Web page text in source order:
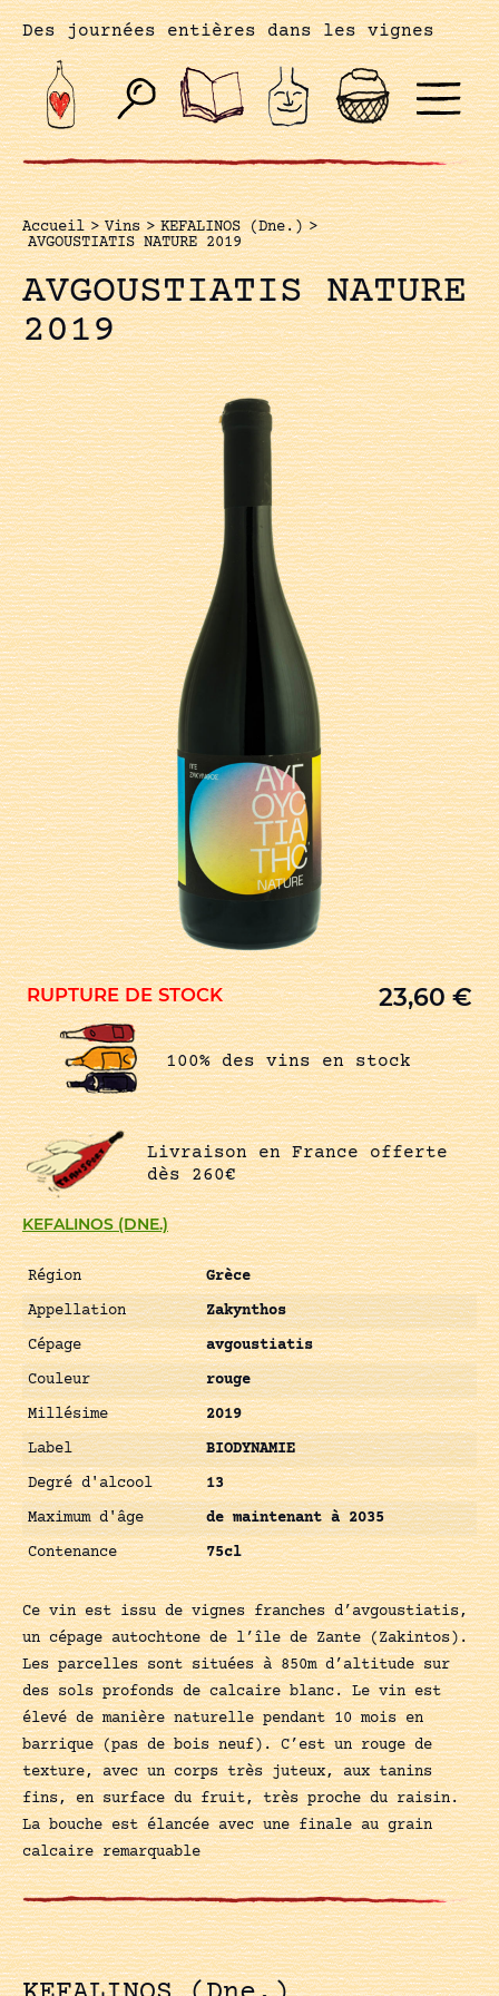
Des journées entières dans les vignes
Accueil > Vins > KEFALINOS (Dne.) >
AVGOUSTIATIS NATURE 2019
AVGOUSTIATIS NATURE
2019
KEFALINOS (DNE.)
Région
Grèce
Appellation
Zakynthos
Cépage
avgoustiatis
Couleur
rouge
Millésime
2019
Label
BIODYNAMIE
Degré d'alcool
13
Maximum d'âge
de maintenant à 2035
Contenance
75cl
Ce vin est issu de vignes franches d’avgoustiatis,
un cépage autochtone de l’île de Zante (Zakintos).
Les parcelles sont situées à 850m d’altitude sur
des sols profonds de calcaire blanc. Le vin est
élevé de manière naturelle pendant 10 mois en
barrique (pas de bois neuf). C’est un rouge de
texture, avec un corps très juteux, aux tanins
fins, en surface du fruit, très proche du raisin.
La bouche est élancée avec une finale au grain
calcaire remarquable
RUPTURE DE STOCK 23,60€
100% des vins en stock
Livraison en France offerte
dès 260€